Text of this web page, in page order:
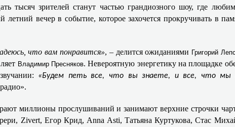
тысяч зрителей станут частью грандиозного шоу, где
вечер в событие, которое захочется прокручивать в
что вам понравится», – делится ожиданиями Григорий Лепс
Владимир Пресняков. Невероятную энергетику на площадке
«Будем петь все, что вы знаете, и все, что мы
миллионы прослушиваний и занимают верхние строчки
Zivert, Егор Крид, Anna Asti, Татьяна Куртукова, Стас